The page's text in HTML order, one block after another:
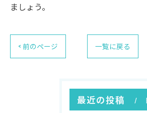
ましょう。
< 前のページ 一覧に戻る
最近の投稿